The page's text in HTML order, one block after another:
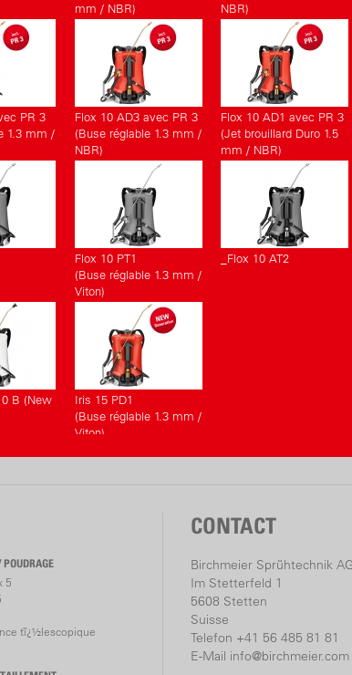
mm / NBR)
NBR)
PR 3
1.3 mm /
Flox 10 AD3 avec PR 3
(Buse réglable 1.3 mm /
NBR)
Flox 10 AD1 avec PR 3
(Jet brouillard Duro 1.5
mm / NBR)
Flox 10 PT1
(Buse réglable 1.3 mm /
Viton)
_Flox 10 AT2
B (New
Iris 15 PD1
(Buse réglable 1.3 mm /
Viton)
5
tï¿½lescopique
CONTACT
Birchmeier Sprühtechnik AG
Im Stetterfeld 1
5608 Stetten
Suisse
Telefon +41 56 485 81 81
E-Mail info@birchmeier.com